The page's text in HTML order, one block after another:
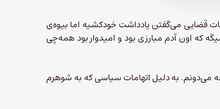
قضایی می‌گفتن یادداشت خودکشیه اما بیوه‌ی
که اون آدم مبارزی بود و امیدوار بود همه‌چی
می‌دونم. به دلیل اتهامات سیاسی که به شوهرم